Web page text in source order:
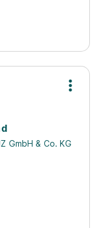
GmbH & Co. KG